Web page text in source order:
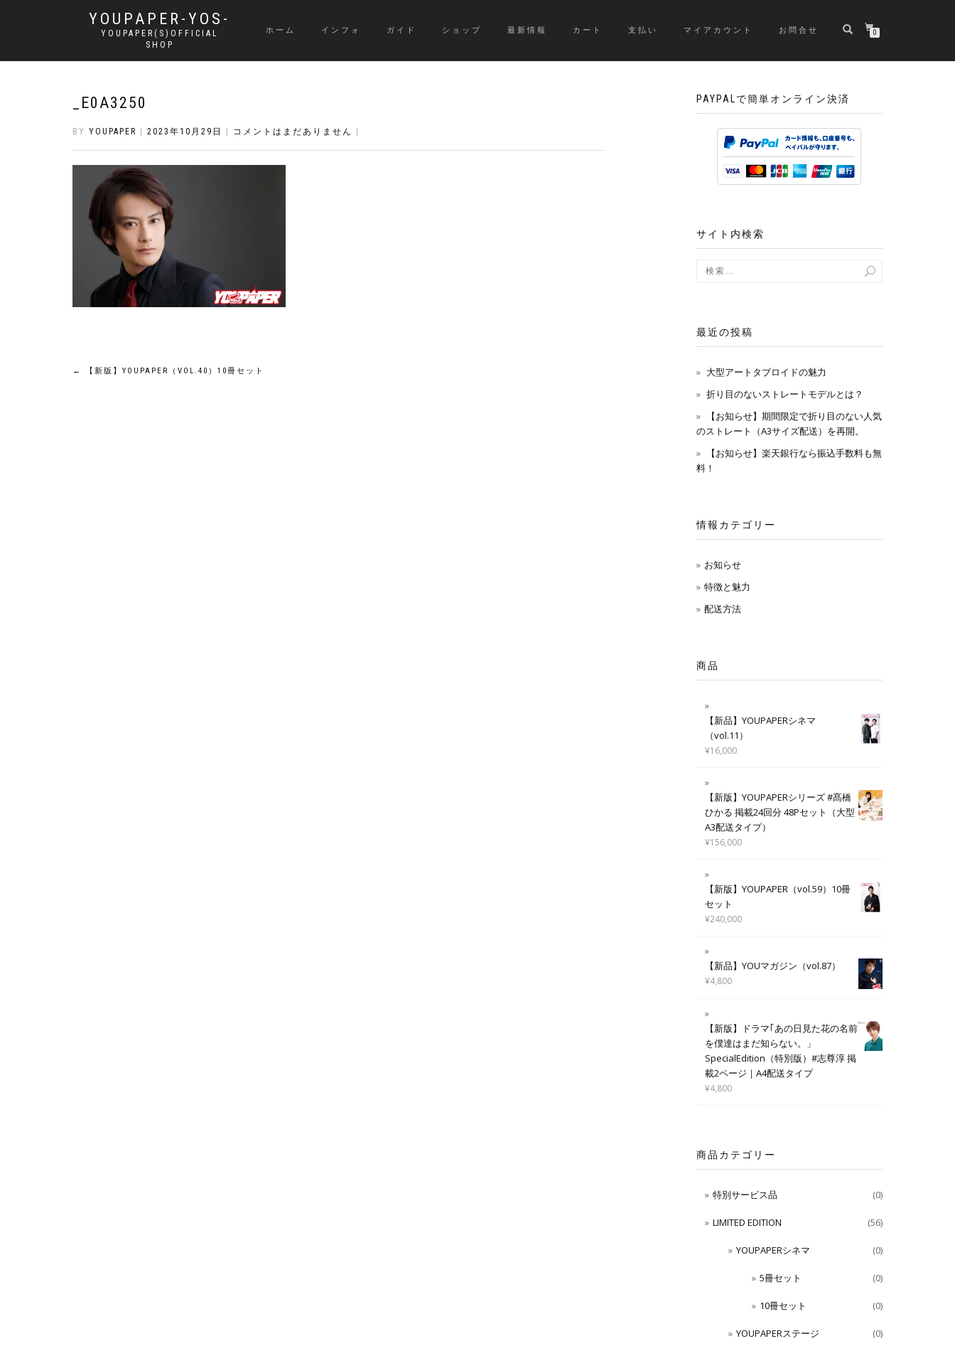
YOUPAPER-YOS-
YOUPAPER(S)OFFICIAL
SHOP
ホーム インフォ ガイド ショップ 最新情報 カート 支払い マイアカウント お問合せ 0
_E0A3250
BY YOUPAPER 2023年10月29日 コメントはまだありません
投
← 【新版】YOUPAPER（VOL.40）10冊セット
PAYPALで簡単オンライン決済
サイト内検索
最近の投稿
大型アートタブロイドの魅力
折り目のないストレートモデルとは？
【お知らせ】期間限定で折り目のない人気
のストレート（A3サイズ配送）を再開。
【お知らせ】楽天銀行なら振込手数料も無
料！
情報カテゴリー
お知らせ
特徴と魅力
配送方法
商品
【新品】YOUPAPERシネマ
（vol.11）
¥16,000
【新版】YOUPAPERシリーズ #髙橋
ひかる 掲載24回分 48Pセット（大型
A3配送タイプ）
¥156,000
【新版】YOUPAPER（vol.59）10冊
セット
¥240,000
【新品】YOUマガジン（vol.87）
¥4,800
【新版】ドラマ｢あの日見た花の名前
を僕達はまだ知らない。」
SpecialEdition（特別版）#志尊淳 掲
載2ページ｜A4配送タイプ
¥4,800
商品カテゴリー
特別サービス品 (0)
LIMITED EDITION (56)
YOUPAPERシネマ (0)
5冊セット (0)
10冊セット (0)
YOUPAPERステージ (0)